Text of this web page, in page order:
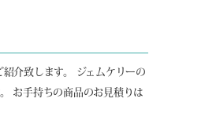
介致します。 ジェムケリーの
お手持ちの商品のお見積りは